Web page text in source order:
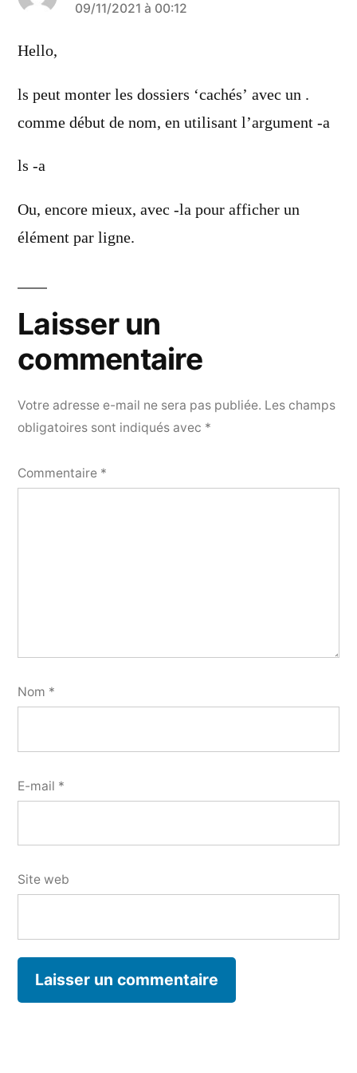
a
09/11/2021 à 00:12
Hello,
ls peut monter les dossiers ‘cachés’ avec un .
comme début de nom, en utilisant l’argument -a
ls -a
Ou, encore mieux, avec -la pour afficher un
élément par ligne.
Laisser un
commentaire
Votre adresse e-mail ne sera pas publiée. Les champs
obligatoires sont indiqués avec *
Commentaire *
Nom *
E-mail *
Site web